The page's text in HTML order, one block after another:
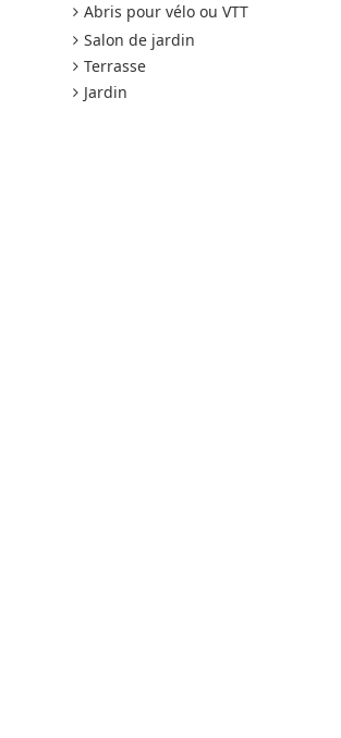
Abris pour vélo ou VTT
Salon de jardin
Terrasse
Jardin